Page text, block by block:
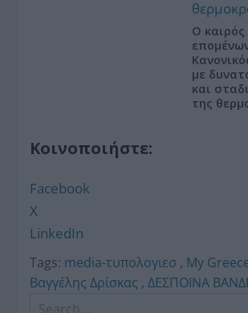
Ο
με
και
της
Κοινοποιήστε:
Facebook
X
LinkedIn
Tags: media-τυπολογιεσ , My
Βαγγέλης Δρίσκας ,ΔΕΣΠΟΙΝΑ